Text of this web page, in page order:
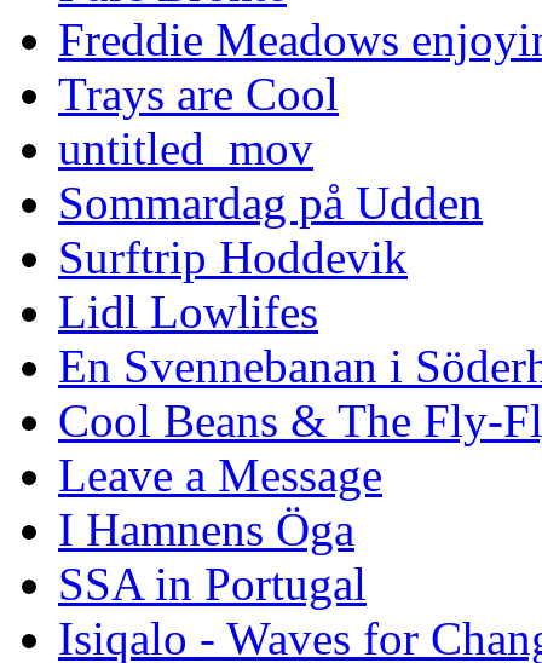
Freddie Meadows
Trays are Cool
untitled_mov
Sommardag på Udden
Surftrip Hoddevik
Lidl Lowlifes
En Svennebanan i
Cool Beans & The Fly-
Leave a Message
I Hamnens Öga
SSA in Portugal
Isiqalo - Waves for